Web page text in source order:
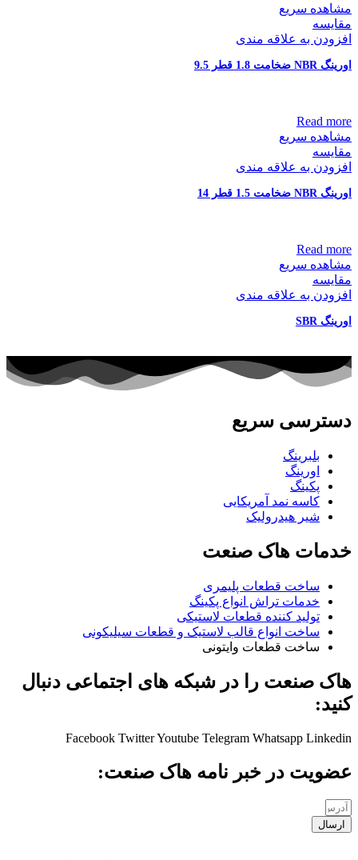
مشاهده سریع
مقایسه
افزودن به علاقه مندی
اورینگ NBR ضخامت 1.8 قطر 9.5
Read more
مشاهده سریع
مقایسه
افزودن به علاقه مندی
اورینگ NBR ضخامت 1.5 قطر 14
Read more
مشاهده سریع
مقایسه
افزودن به علاقه مندی
اورینگ SBR
دسترسی سریع
بلبرینگ
اورینگ
پکینگ
کاسه نمد آمریکایی
شیر هیدرولیک
خدمات هاک صنعت
ساخت قطعات پلیمری
خدمات تراش انواع پکینگ
تولید کننده قطعات لاستیکی
ساخت انواع قالب لاستیک و قطعات سیلیکونی
ساخت قطعات وایتونی
هاک صنعت را در شبکه های اجتماعی دنبال
کنید:
Facebook TwitterYoutube Telegram Whatsapp Linkedin
عضویت در خبر نامه هاک صنعت:
ارسال